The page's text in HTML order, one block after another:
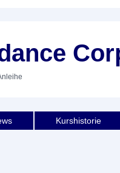
Kurshistorie